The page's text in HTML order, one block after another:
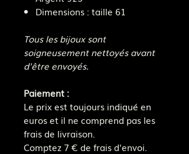
Dimensions : taille 61
Tous les bijoux sont
soigneusement nettoyés avant
d'être envoyés.
Paiement :
Le prix est toujours indiqué en
euros et il ne comprend pas les
frais de livraison.
Comptez 7 € de frais d'envoi.